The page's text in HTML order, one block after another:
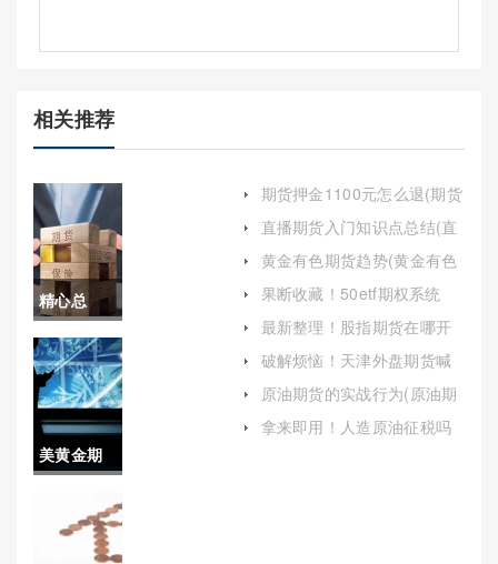
相关推荐
精心总
结！大咖
期货直播
喊单(国内
期货喊单
视频直播)
美黄金期
点(美黄金
期货押金1100元怎么退(期货
直播期货入门知识点总结(直
黄金有色期货趋势(黄金有色
果断收藏！50etf期权系统
最新整理！股指期货在哪开
破解烦恼！天津外盘期货喊
导的金融前沿)
原油期货的实战行为(原油期
拿来即用！人造原油征税吗